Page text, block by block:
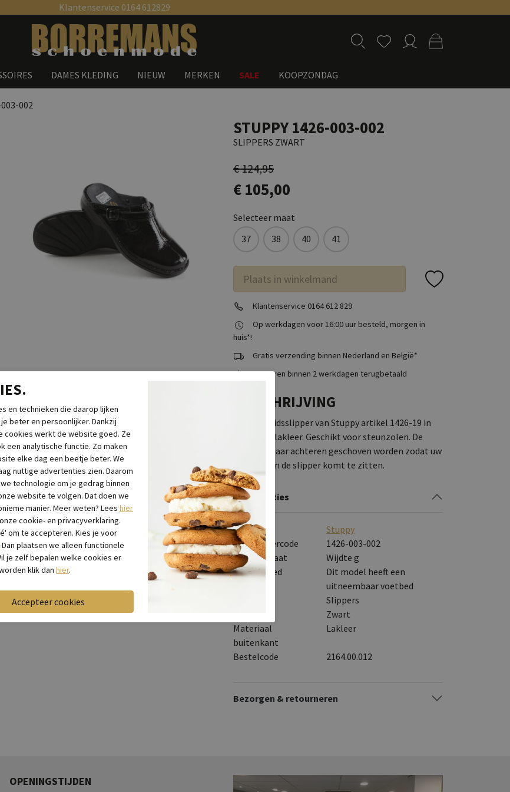
Klantenservice 0164 612829
DAMES KLEDING NIEUW MERKEN SALE KOOPZONDAG
Zoeken
002
STUPPY 1426-003-002
SLIPPERS ZWART
€ 124,95
€ 105,00
Selecteer maat
37
38 40 41
Plaats in winkelmand
Klantenservice 0164 612 829
Op werkdagen voor 16:00 uur besteld, morgen in
huis*!
Gratis verzending binnen Nederland en België*
Retouren binnen 2 werkdagen terugbetaald
OMSCHRIJVING
Gezondheidsslipper van Stuppy artikel 1426-19 in
het zwart lakleer. Geschikt voor steunzolen. De
riem kan naar achteren geschoven worden zodat uw
voet vast in de slipper komt te zitten.
Specificaties
Merk
Stuppy
Leveranciercode
1426-003-002
Breedtemaat
Wijdte g
Los voetbed
Dit model heeft een
uitneembaar voetbed
Slippers
Zwart
Materiaal
buitenkant
Lakleer
Bestelcode 2164.00.012
Bezorgen & retourneren
OPENINGSTIJDEN
en technieken die daarop lijken
beter en persoonlijker. Dankzij
cookies werkt de website goed. Ze
een analytische functie. Zo maken
elke dag een beetje beter. We
nuttige advertenties zien. Daarom
technologie om je gedrag binnen
website te volgen. Dat doen we
manier. Meer weten? Lees hier
cookie- en privacyverklaring.
om te accepteren. Kies je voor
Dan plaatsen we alleen functionele
je zelf bepalen welke cookies er
klik dan hier.